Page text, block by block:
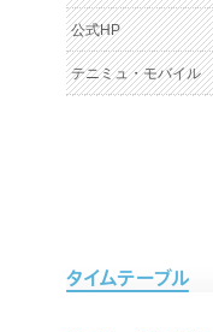
公式HP
テニミュ・モバイル